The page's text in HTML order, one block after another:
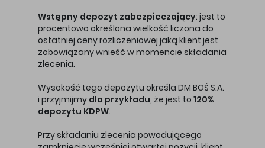
Wstępny depozyt zabezpieczający: jest to
procentowo określona wielkość liczona do
ostatniej ceny rozliczeniowej jaką klient jest
zobowiązany wnieść w momencie składania
zlecenia.
Wysokość tego depozytu określa DM BOŚ S.A.
i przyjmijmy dla przykładu, że jest to 120%
depozytu KDPW.
Przy składaniu zlecenia powodującego